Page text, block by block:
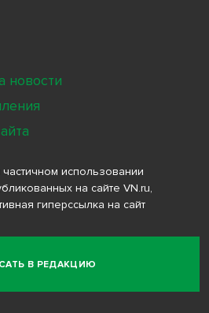
В РЕДАКЦИЮ
использовании
на сайте VN.ru,
гиперссылка на сайт
новости